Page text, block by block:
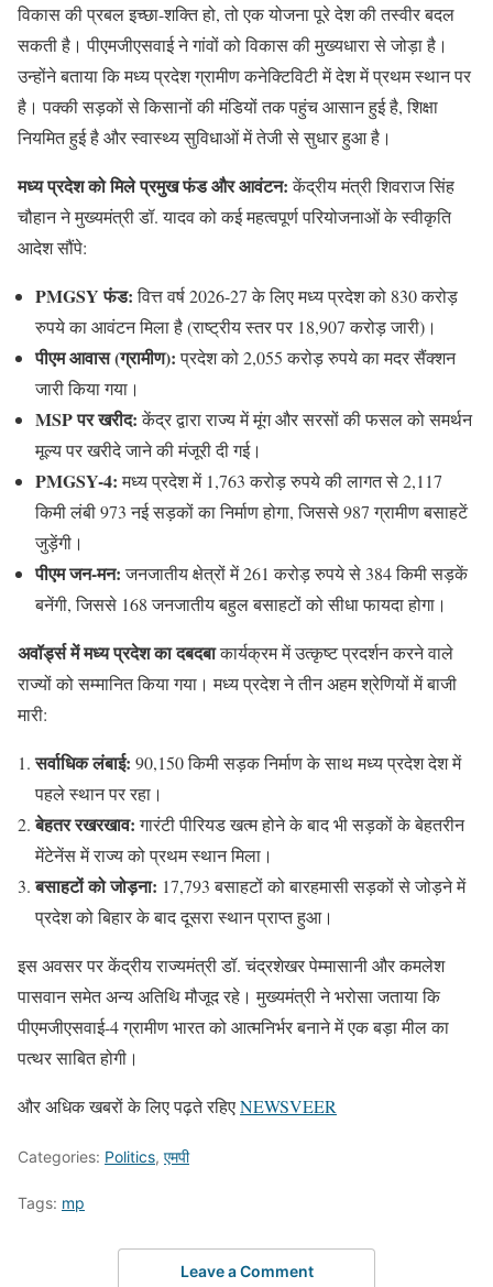
विकास की प्रबल इच्छा-शक्ति हो, तो एक योजना पूरे देश की तस्वीर बदल
सकती है। पीएमजीएसवाई ने गांवों को विकास की मुख्यधारा से जोड़ा है।
उन्होंने बताया कि मध्य प्रदेश ग्रामीण कनेक्टिविटी में देश में प्रथम स्थान पर
है। पक्की सड़कों से किसानों की मंडियों तक पहुंच आसान हुई है, शिक्षा
नियमित हुई है और स्वास्थ्य सुविधाओं में तेजी से सुधार हुआ है।
मध्य प्रदेश को मिले प्रमुख फंड और आवंटन:केंद्रीय मंत्री शिवराज सिंह
चौहान ने मुख्यमंत्री डॉ. यादव को कई महत्वपूर्ण परियोजनाओं के स्वीकृति
आदेश सौंपे:
PMGSY फंड:वित्त वर्ष 2026-27 के लिए मध्य प्रदेश को 830 करोड़
रुपये का आवंटन मिला है (राष्ट्रीय स्तर पर 18,907 करोड़ जारी)।
पीएम आवास (ग्रामीण):प्रदेश को 2,055 करोड़ रुपये का मदर सैंक्शन
जारी किया गया।
MSP पर खरीद:केंद्र द्वारा राज्य में मूंग और सरसों की फसल को समर्थन
मूल्य पर खरीदे जाने की मंजूरी दी गई।
PMGSY-4:मध्य प्रदेश में 1,763 करोड़ रुपये की लागत से 2,117
किमी लंबी 973 नई सड़कों का निर्माण होगा, जिससे 987 ग्रामीण बसाहटें
जुड़ेंगी।
पीएम जन-मन:जनजातीय क्षेत्रों में 261 करोड़ रुपये से 384 किमी सड़कें
बनेंगी, जिससे 168 जनजातीय बहुल बसाहटों को सीधा फायदा होगा।
अवॉर्ड्स में मध्य प्रदेश का दबदबाकार्यक्रम में उत्कृष्ट प्रदर्शन करने वाले
राज्यों को सम्मानित किया गया। मध्य प्रदेश ने तीन अहम श्रेणियों में बाजी
मारी:
सर्वाधिक लंबाई: 90,150 किमी सड़क निर्माण के साथ मध्य प्रदेश देश में
पहले स्थान पर रहा।
बेहतर रखरखाव:गारंटी पीरियड खत्म होने के बाद भी सड़कों के बेहतरीन
मेंटेनेंस में राज्य को प्रथम स्थान मिला।
बसाहटों को जोड़ना: 17,793 बसाहटों को बारहमासी सड़कों से जोड़ने में
प्रदेश को बिहार के बाद दूसरा स्थान प्राप्त हुआ।
इस अवसर पर केंद्रीय राज्यमंत्री डॉ. चंद्रशेखर पेम्मासानी और कमलेश
पासवान समेत अन्य अतिथि मौजूद रहे। मुख्यमंत्री ने भरोसा जताया कि
पीएमजीएसवाई-4 ग्रामीण भारत को आत्मनिर्भर बनाने में एक बड़ा मील का
पत्थर साबित होगी।
और अधिक खबरों के लिए पढ़ते रहिएNEWSVEER
Categories: Politics, एमपी
Tags: mp
Leave a Comment